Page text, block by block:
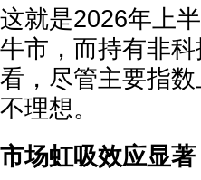
这就是2026年上
牛市，而持有非
看，尽管主要指
不理想。
市场虹吸效应显